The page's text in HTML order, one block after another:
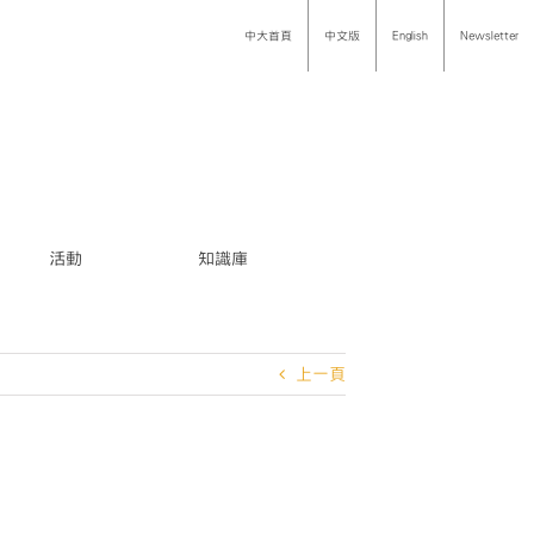
中大首頁 中文版 English Newsletter
活動 知識庫
上一頁